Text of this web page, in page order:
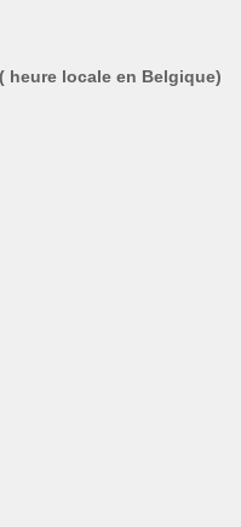
heure locale en Belgique)